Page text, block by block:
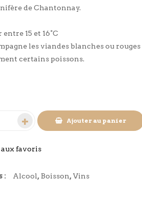
de Chantonnay.
15 et 16°C
les viandes blanches ou rouges
certains poissons.
Ajouter au panier
favoris
: Alcool,Boisson,Vins